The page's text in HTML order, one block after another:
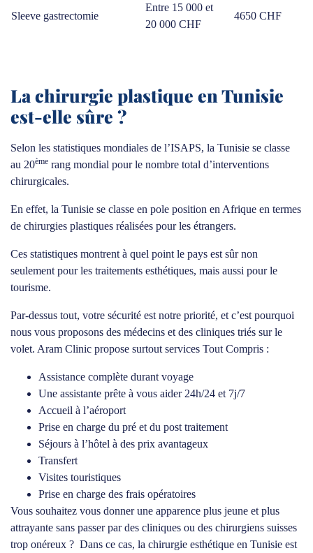
Sleeve gastrectomie
Entre 15 000 et
20 000 CHF
4650 CHF
La chirurgie plastique en Tunisie
est-elle sûre ?
Selon les statistiques mondiales de l’ISAPS, la Tunisie se classe
au 20ème rang mondial pour le nombre total d’interventions
chirurgicales.
En effet, la Tunisie se classe en pole position en Afrique en termes
de chirurgies plastiques réalisées pour les étrangers.
Ces statistiques montrent à quel point le pays est sûr non
seulement pour les traitements esthétiques, mais aussi pour le
tourisme.
Par-dessus tout, votre sécurité est notre priorité, et c’est pourquoi
nous vous proposons des médecins et des cliniques triés sur le
volet. Aram Clinic propose surtout services Tout Compris :
Assistance complète durant voyage
Une assistante prête à vous aider 24h/24 et 7j/7
Accueil à l’aéroport
Prise en charge du pré et du post traitement
Séjours à l’hôtel à des prix avantageux
Transfert
Visites touristiques
Prise en charge des frais opératoires
Vous souhaitez vous donner une apparence plus jeune et plus
attrayante sans passer par des cliniques ou des chirurgiens suisses
trop onéreux ? Dans ce cas, la chirurgie esthétique en Tunisie est